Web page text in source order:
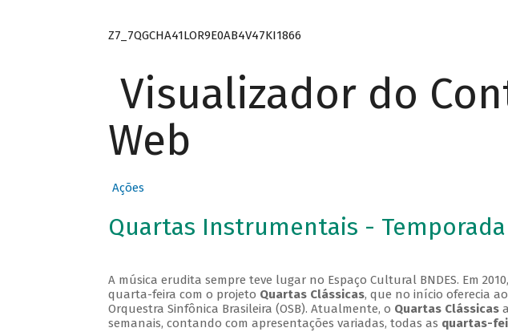
Z7_7QGCHA41LOR9E0AB4V47KI1866
Visualizador do
Web
Ações
Quartas Instrumentais - Temporada
A música erudita sempre teve lugar no Espaço Cultural BNDES. Em
quarta-feira com o projeto Quartas Clássicas, que no início oferecia
Orquestra Sinfônica Brasileira (OSB). Atualmente, o Quartas Clássicas
semanais, contando com apresentações variadas, todas as quartas-